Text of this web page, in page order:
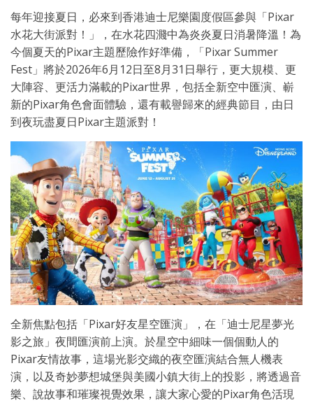
每年迎接夏日，必來到香港迪士尼樂園度假區參與「Pixar
水花大街派對！」，在水花四濺中為炎炎夏日消暑降溫！為
今個夏天的Pixar主題歷險作好準備，「Pixar Summer
Fest」將於2026年6月12日至8月31日舉行，更大規模、更
大陣容、更活力滿載的Pixar世界，包括全新空中匯演、嶄
新的Pixar角色會面體驗，還有載譽歸來的經典節目，由日
到夜玩盡夏日Pixar主題派對！
全新焦點包括「Pixar好友星空匯演」，在「迪士尼星夢光
影之旅」夜間匯演前上演。於星空中細味一個個動人的
Pixar友情故事，這場光影交織的夜空匯演結合無人機表
演，以及奇妙夢想城堡與美國小鎮大街上的投影，將透過音
樂、說故事和璀璨視覺效果，讓大家心愛的Pixar角色活現